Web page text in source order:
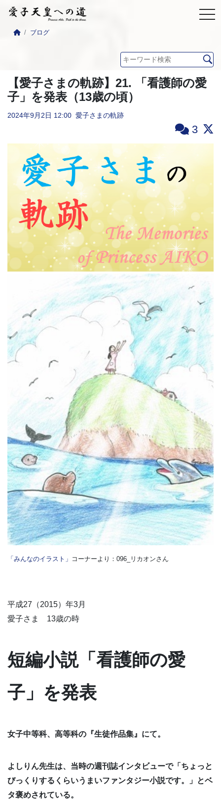
ブログ
【愛子さまの軌跡】21. 「看護師の愛
子」を発表（13歳の頃）
2024年9月2日 12:00 愛子さまの軌跡
3
「みんなのイラスト」 コーナーより：096_リカオンさん
平成27（2015）年3月
愛子さま 13歳の時
短編小説「看護師の愛
子」を発表
女子中等科、高等科の『生徒作品集』にて。
よしりん先生は、当時の週刊誌インタビューで「ちょっと
びっくりするくらいうまいファンタジー小説です。」とベ
タ褒めされている。